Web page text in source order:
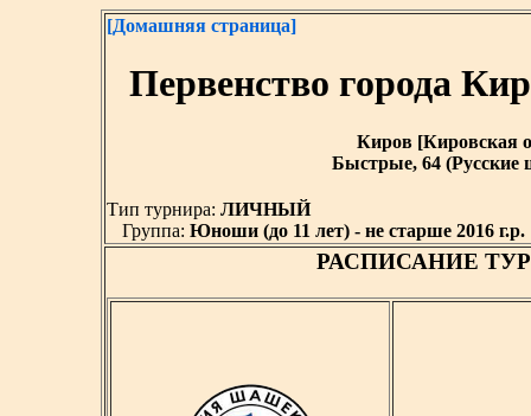
[Домашняя страница]
Первенство города
Киров [Кировская
Быстрые, 64 (Русские
Тип турнира: ЛИЧНЫЙ
Группа: Юноши (до 11 лет) - не старше 2016 г.р.
РАСПИСАНИЕ